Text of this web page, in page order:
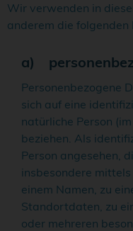
Wir verwenden in
anderem die folgenden
a)
Personenbezogene
sich auf eine
natürliche Person
beziehen. Als
Person angesehen,
insbesondere
einem Namen, zu
Standortdaten, zu
oder mehreren